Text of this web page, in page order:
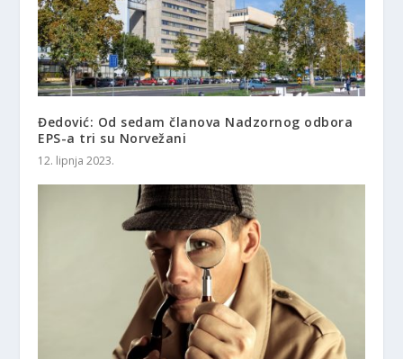
Đedović: Od sedam članova Nadzornog odbora
EPS-a tri su Norvežani
12. lipnja 2023.